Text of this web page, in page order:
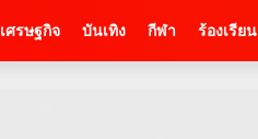
เศรษฐกิจ บันเทิง กีฬา ร้องเรียน